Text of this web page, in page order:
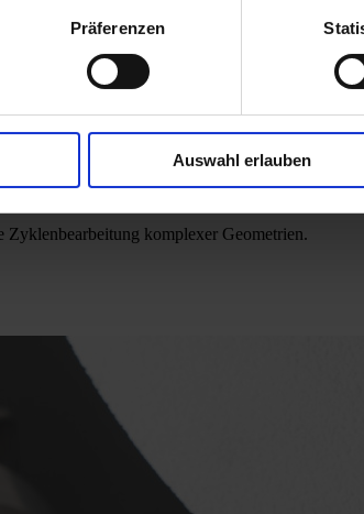
Präferenzen
Auswahl erlauben
und Profildatenbank
bis über 2.000 mm
Zyklenbearbeitung komplexer Geometrien.